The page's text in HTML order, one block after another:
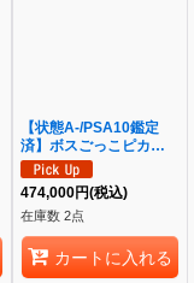
【状態A-/PSA10鑑定
済】ボスごっこピカチュ
ウ プラズマ団《P》
{195/SM-P}[その他]
474,000円(税込)
在庫数 2点
カートに入れる